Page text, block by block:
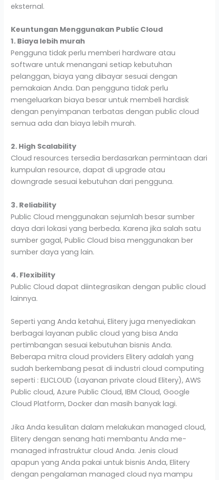
eksternal.
Keuntungan Menggunakan Public Cloud
1. Biaya lebih murah
Pengguna tidak perlu memberi hardware atau
software untuk menangani setiap kebutuhan
pelanggan, biaya yang dibayar sesuai dengan
pemakaian Anda. Dan pengguna tidak perlu
mengeluarkan biaya besar untuk membeli hardisk
dengan penyimpanan terbatas dengan public cloud
semua ada dan biaya lebih murah.
2. High Scalability
Cloud resources tersedia berdasarkan permintaan dari
kumpulan resource, dapat di upgrade atau
downgrade sesuai kebutuhan dari pengguna.
3. Reliability
Public Cloud menggunakan sejumlah besar sumber
daya dari lokasi yang berbeda. Karena jika salah satu
sumber gagal, Public Cloud bisa menggunakan ber
sumber daya yang lain.
4. Flexibility
Public Cloud dapat diintegrasikan dengan public cloud
lainnya.
Seperti yang Anda ketahui, Elitery juga menyediakan
berbagai layanan public cloud yang bisa Anda
pertimbangan sesuai kebutuhan bisnis Anda.
Beberapa mitra cloud providers Elitery adalah yang
sudah berkembang pesat di industri cloud computing
seperti : ELICLOUD (Layanan private cloud Elitery), AWS
Public cloud, Azure Public Cloud, IBM Cloud, Google
Cloud Platform, Docker dan masih banyak lagi.
Jika Anda kesulitan dalam melakukan managed cloud,
Elitery dengan senang hati membantu Anda me-
managed infrastruktur cloud Anda. Jenis cloud
apapun yang Anda pakai untuk bisnis Anda, Elitery
dengan pengalaman managed cloud nya mampu